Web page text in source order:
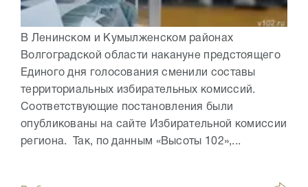
В Ленинском и Кумылженском районах
Волгоградской области накануне предстоящего
Единого дня голосования сменили составы
территориальных избирательных комиссий.
Соответствующие постановления были
опубликованы на сайте Избирательной комиссии
региона. Так, по данным «Высоты 102»,...